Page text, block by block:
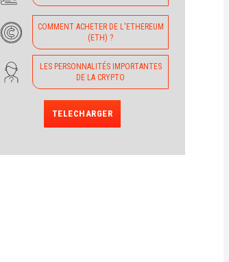
COMMENT ACHETER DE L'ETHEREUM
(ETH) ?
LES PERSONNALITÉS IMPORTANTES
DE LA CRYPTO
TELECHARGER